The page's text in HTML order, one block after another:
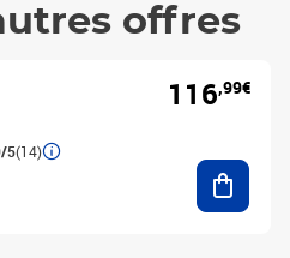
offres
5(14)
116,99€